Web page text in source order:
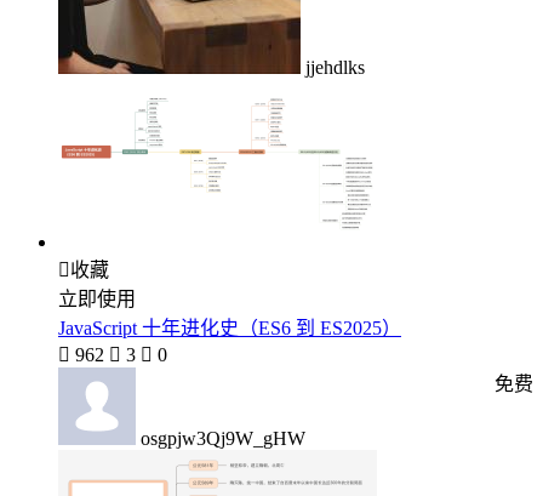
jjehdlks
收藏
立即使用
JavaScript 十年进化史（ES6 到 ES2025）
 962  3  0
osgpjw3Qj9W_gHW
免费